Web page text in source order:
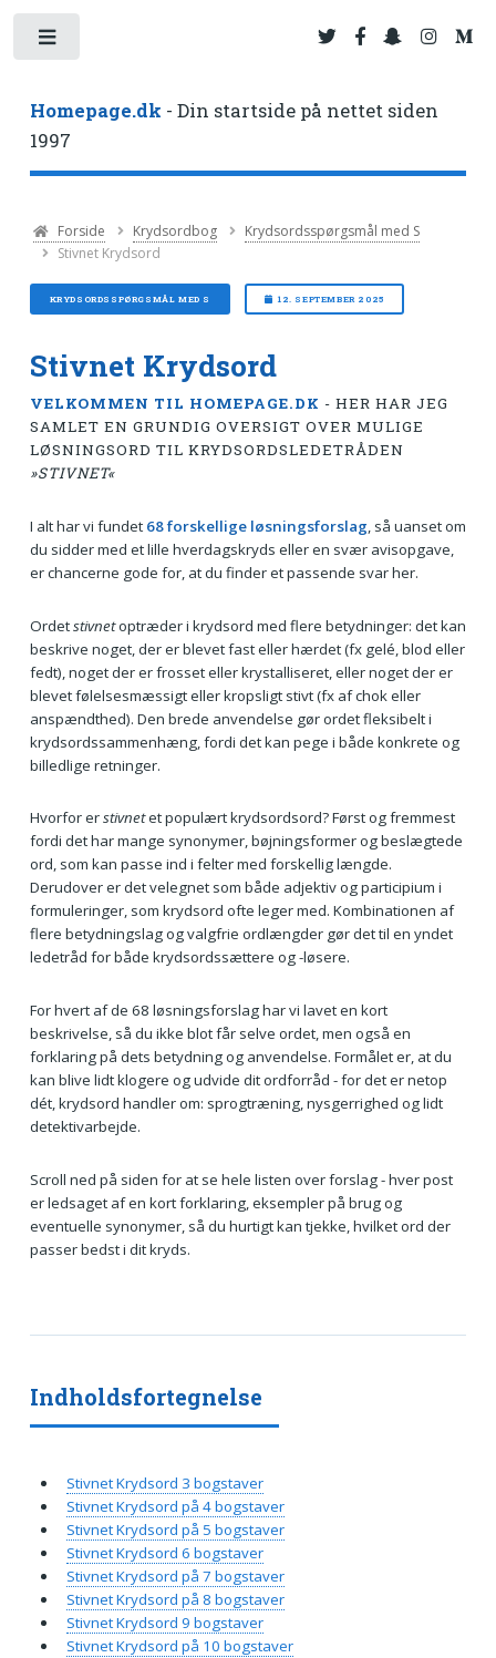
Homepage.dk - Din startside på nettet siden
1997
Forside Krydsordbog
Krydsordsspørgsmål med S
Stivnet Krydsord
KRYDSORDSSPØRGSMÅL MED S 12. SEPTEMBER 2025
Stivnet Krydsord
VELKOMMEN TIL HOMEPAGE.DK - HER HAR JEG
SAMLET EN GRUNDIG OVERSIGT OVER MULIGE
LØSNINGSORD TIL KRYDSORDSLEDETRÅDEN
»STIVNET«
I alt har vi fundet 68 forskellige løsningsforslag, så uanset om
du sidder med et lille hverdagskryds eller en svær avisopgave,
er chancerne gode for, at du finder et passende svar her.
Ordetstivnetoptræder i krydsord med flere betydninger: det kan
beskrive noget, der er blevet fast eller hærdet (fx gelé, blod eller
fedt), noget der er frosset eller krystalliseret, eller noget der er
blevet følelsesmæssigt eller kropsligt stivt (fx af chok eller
anspændthed). Den brede anvendelse gør ordet fleksibelt i
krydsordssammenhæng, fordi det kan pege i både konkrete og
billedlige retninger.
Hvorfor erstivnetet populært krydsordsord? Først og fremmest
fordi det har mange synonymer, bøjningsformer og beslægtede
ord, som kan passe ind i felter med forskellig længde.
Derudover er det velegnet som både adjektiv og participium i
formuleringer, som krydsord ofte leger med. Kombinationen af
flere betydningslag og valgfrie ordlængder gør det til en yndet
ledetråd for både krydsordssættere og -løsere.
For hvert af de 68 løsningsforslag har vi lavet en kort
beskrivelse, så du ikke blot får selve ordet, men også en
forklaring på dets betydning og anvendelse. Formålet er, at du
kan blive lidt klogere og udvide dit ordforråd - for det er netop
dét, krydsord handler om: sprogtræning, nysgerrighed og lidt
detektivarbejde.
Scroll ned på siden for at se hele listen over forslag - hver post
er ledsaget af en kort forklaring, eksempler på brug og
eventuelle synonymer, så du hurtigt kan tjekke, hvilket ord der
passer bedst i dit kryds.
Indholdsfortegnelse
Stivnet Krydsord 3 bogstaver
Stivnet Krydsord på 4 bogstaver
Stivnet Krydsord på 5 bogstaver
Stivnet Krydsord 6 bogstaver
Stivnet Krydsord på 7 bogstaver
Stivnet Krydsord på 8 bogstaver
Stivnet Krydsord 9 bogstaver
Stivnet Krydsord på 10 bogstaver